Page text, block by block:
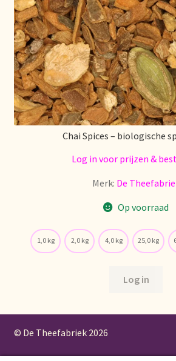
Chai Spices – biologische
Log in voor prijzen &
Merk: De
Op voorraad
1,0 kg 2,0 kg 4,0 kg 25,0 kg
Log in
© De Theefabriek 2026